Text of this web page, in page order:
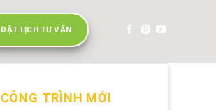
ĐẶT LỊCH TƯ VẤN
CÔNG TRÌNH MỚI